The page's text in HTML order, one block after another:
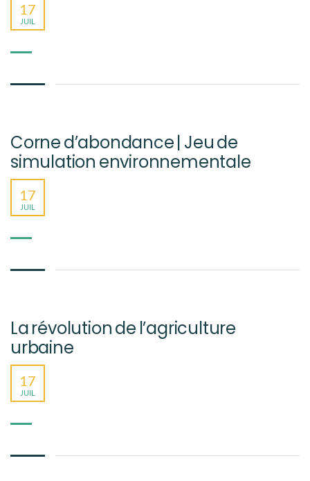
17
JUIL
Corne d’abondance | Jeu de
simulation environnementale
17
JUIL
La révolution de l’agriculture
urbaine
17
JUIL